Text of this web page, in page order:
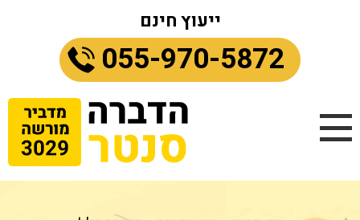
ייעוץ חינם
055-970-5872